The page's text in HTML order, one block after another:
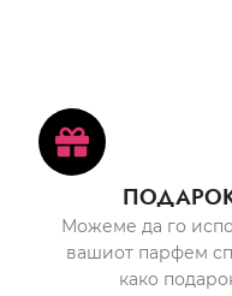
Можеме да го
вашиот парфем
како